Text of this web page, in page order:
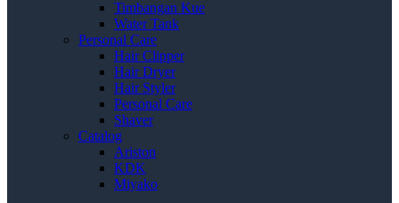
Timbangan Kue
Water Tank
Personal Care
Hair Clipper
Hair Dryer
Hair Styler
Personal Care
Shaver
Catalog
Ariston
KDK
Miyako